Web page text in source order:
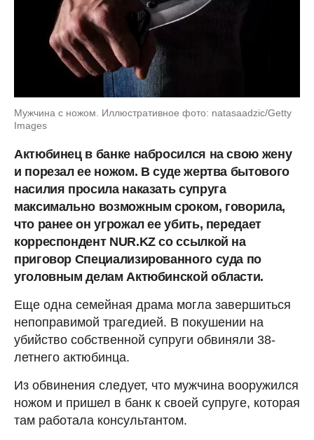
Мужчина с ножом. Иллюстративное фото: natasaadzic/Getty
Images
Актюбинец в банке набросился на свою жену
и порезал ее ножом. В суде жертва бытового
насилия просила наказать супруга
максимально возможным сроком, говорила,
что ранее он угрожал ее убить, передает
корреспондент NUR.KZ со ссылкой на
приговор Специализированного суда по
уголовным делам Актюбинской области.
Еще одна семейная драма могла завершиться
непоправимой трагедией. В покушении на
убийство собственной супруги обвиняли 38-
летнего актюбинца.
Из обвинения следует, что мужчина вооружился
ножом и пришел в банк к своей супруге, которая
там работала консультантом.